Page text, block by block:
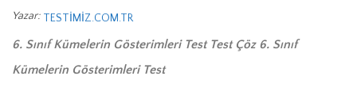
Yazar: TESTIMIZ.COM.TR
6. Sınıf Kümelerin Gösterimleri Test Test Çöz 6. Sınıf
Kümelerin Gösterimleri Test